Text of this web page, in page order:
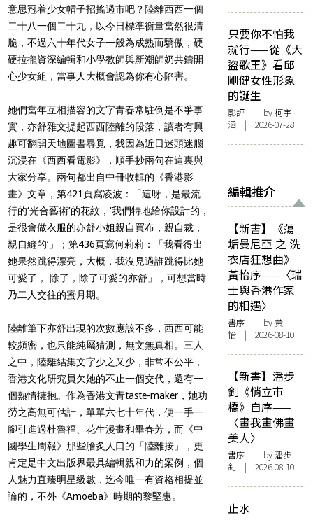
意思冠着少女帽子招搖過市吧？陸離西西一個
二十八一個二十九，以今日標準衡量當然很清
脆，不過六十年代女子一般為成熟而驕傲，硬
硬拉攏資深編輯和小學教師與新潮師奶共鑄開
心少女組，當事人大概會認為你有心陷害。
她們當年互相描容的文字青春常駐倒是不爭事
實，亦舒雜文提起西西陸離的段落，讀者有興
趣可翻開天地圖書尋覓，我因為近日迷頭迷腦
沉浸在《西西看電影》，順手抄兩句在這裏與
大家分享。兩句都出自中冊收輯的《香港影
畫》文章，第421頁寫凌波：「這呀，是最流
行的‘光合藝術’的花紋，‘我們特地給你設計的，
是很會做衣服的亦舒小姐親自買布，親自裁，
親自縫的‘」；第436頁寫何莉莉：「我看得出
她果然跳得漂亮，大概，我沒見過誰跳得比她
可愛了， 除了，除了可愛的亦舒」，可想當時
乃二人交往的蜜月期。
陸離筆下亦舒出現的次數應該不多，西西可能
較頻密，也只能純屬猜測，無文無真相。三人
之中，陸離結集文字少之又少，非常不公平，
香港文化研究員欠她的不止一個交代，還有一
個熱情擁抱。作為香港文青taste-maker，她功
勞之高無可估計，單單六七十年代，便一手一
腳引進過杜魯福、花生漫畫和畢春芳，而《中
國學生周報》那些膾炙人口的「陸離按」，更
肯定是中文出版界最具編輯親和力的案例，個
人魅力直臻明星級數，迄今唯一有資格相提並
論的，不外《Amoeba》時期的黎堅惠。
只要你不怕我
就行——從《大
盜歌王》看邱
剛健女性形象
的誕生
影評 | by 柯宇
涵 | 2026-07-28
編輯推介
【新書】《蕩
垢曼尼亞 之 洗
衣店狂想曲》
黃怡序——〈瑞
士與香港作家
的相遇〉
書序 | by 黃
怡 | 2026-08-10
【新書】潘步
釗《悄立市
橋》自序——
〈畫我畫佛畫
美人〉
書序 | by潘步
釗 | 2026-08-10
止水